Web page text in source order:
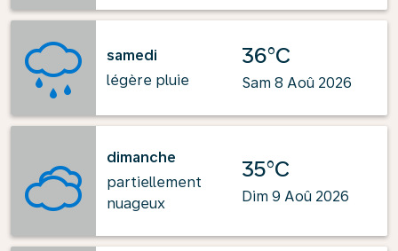
samedi
légère pluie
36°C
Sam 8 Aoû 2026
dimanche
partiellement
nuageux
35°C
Dim 9 Aoû 2026